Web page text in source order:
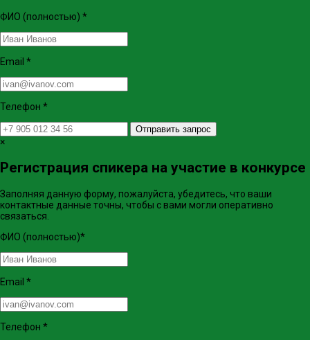
ФИО (полностью) *
Email *
Телефон *
Отправить запрос
×
Регистрация спикера на участие в конкурсе
Заполняя данную форму, пожалуйста, убедитесь, что ваши
контактные данные точны, чтобы с вами могли оперативно
связаться.
ФИО (полностью)*
Email *
Телефон *